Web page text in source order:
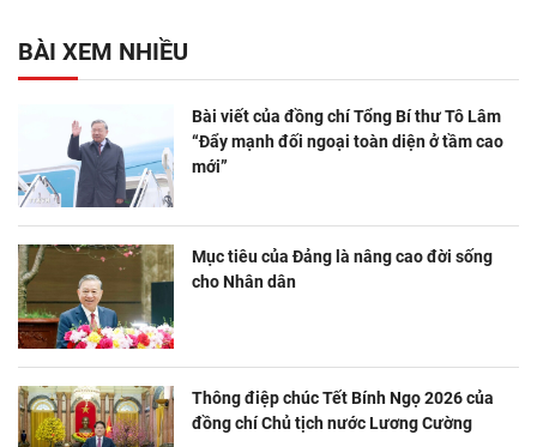
BÀI XEM NHIỀU
Bài viết của đồng chí Tổng Bí thư Tô Lâm
“Đẩy mạnh đối ngoại toàn diện ở tầm cao
mới”
Mục tiêu của Đảng là nâng cao đời sống
cho Nhân dân
Thông điệp chúc Tết Bính Ngọ 2026 của
đồng chí Chủ tịch nước Lương Cường